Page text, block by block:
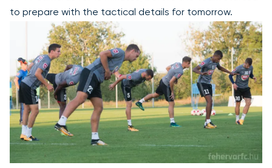
to prepare with the tactical details for tomorrow.